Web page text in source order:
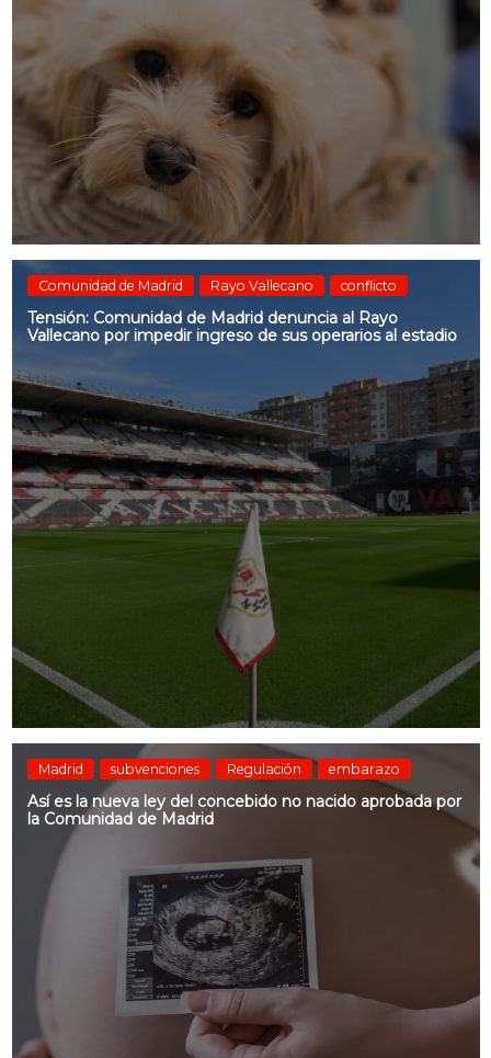
Comunidad de Madrid Rayo Vallecano conflicto
Tensión: Comunidad de Madrid denuncia al Rayo
Vallecano por impedir ingreso de sus operarios al estadio
Madrid subvenciones Regulación embarazo
Así es la nueva ley del concebido no nacido aprobada por
la Comunidad de Madrid